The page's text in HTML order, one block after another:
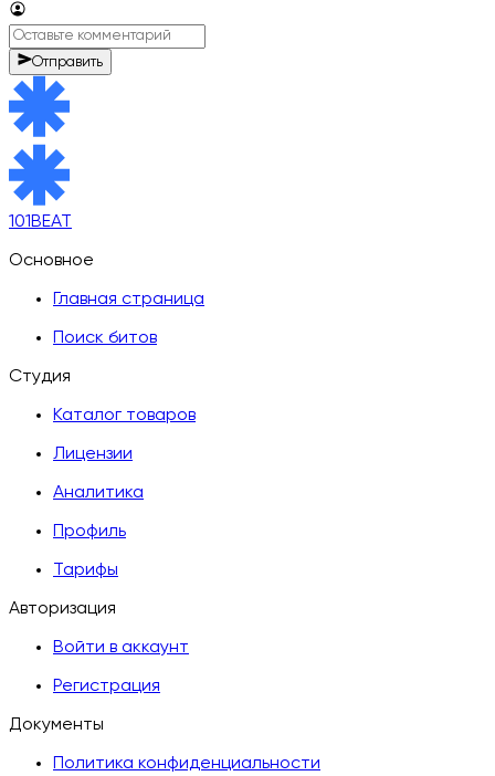
Отправить
101BEAT
Основное
Главная страница
Поиск битов
Студия
Каталог товаров
Лицензии
Аналитика
Профиль
Тарифы
Авторизация
Войти в аккаунт
Регистрация
Документы
Политика конфиденциальности